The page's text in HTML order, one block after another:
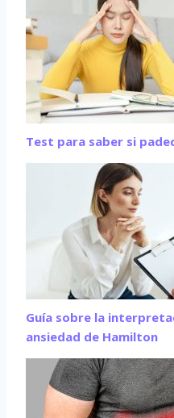
Test para saber si
Guía sobre la
ansiedad de Hamilton